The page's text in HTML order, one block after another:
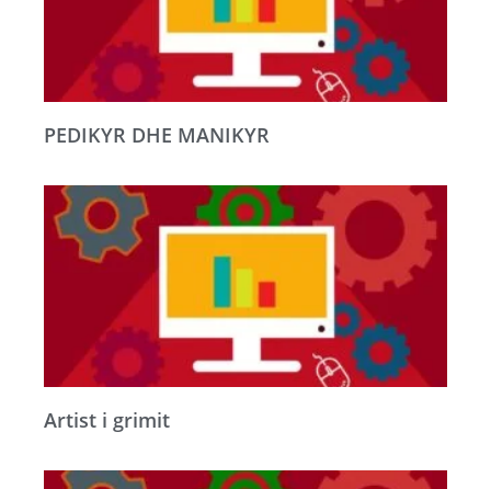
PEDIKYR DHE MANIKYR
Artist i grimit